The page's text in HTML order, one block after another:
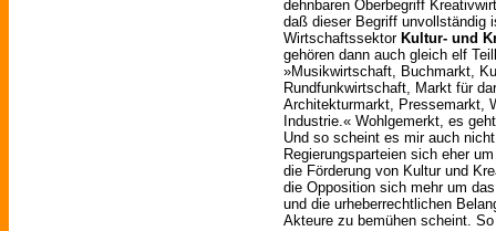
dehnbaren Oberbegriff
daß dieser Begriff unvollständig
Wirtschaftssektor Kultur- und
gehören dann auch gleich elf
»Musikwirtschaft, Buchmarkt,
Rundfunkwirtschaft, Markt für
Architekturmarkt, Pressemarkt,
Industrie.« Wohlgemerkt, es
Und so scheint es mir auch
Regierungsparteien sich eher
die Förderung von Kultur und
die Opposition sich mehr um
und die urheberrechtlichen
Akteure zu bemühen scheint.